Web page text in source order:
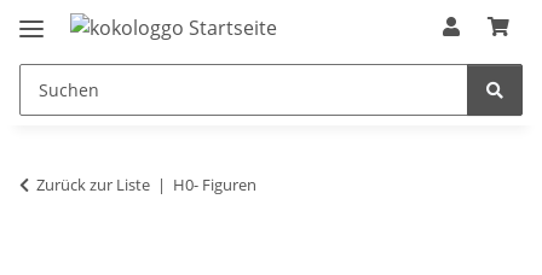
Zurück zur Liste H0- Figuren